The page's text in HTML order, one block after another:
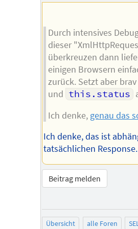
Durch intensives
dieser
überkreuzen dann
einigen Browsern
zurück. Setzt aber brav
und this.status
Ich denke, genau das
Ich denke, das ist
tatsächlichen Response.
Beitrag melden
Übersicht alle Foren